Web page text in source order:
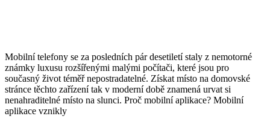
Mobilní telefony se za posledních pár desetiletí staly z nemotorné
známky luxusu rozšířenými malými počítači, které jsou pro
současný život téměř nepostradatelné. Získat místo na domovské
stránce těchto zařízení tak v moderní době znamená urvat si
nenahraditelné místo na slunci. Proč mobilní aplikace? Mobilní
aplikace vznikly